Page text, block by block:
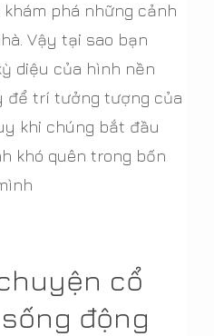
phá những cảnh
Vậy tại sao bạn
diệu của hình nền
để trí tưởng tượng của
khi chúng bắt đầu
khó quên trong bốn
cổ
động